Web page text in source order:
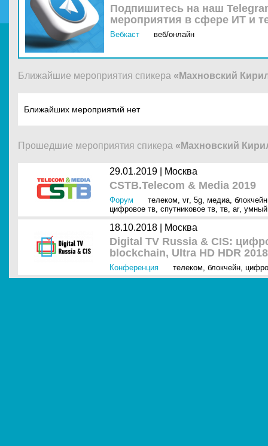
Подпишитесь на наш
мероприятия в сфере ИТ и
Вебкаст веб/онлайн
Ближайшие мероприятия спикера «Махновский
Ближайших мероприятий нет
Прошедшие мероприятия спикера «Махновский
29.01.2019 | Москва
CSTB.Telecom & Media 2019
Форум телеком, vr, 5g, медиа, блокчейн
цифровое тв, спутниковое тв, тв, ar,
18.10.2018 | Москва
Digital TV Russia & CIS:
blockchain, Ultra HD HDR 2018
Конференция телеком, блокчейн,